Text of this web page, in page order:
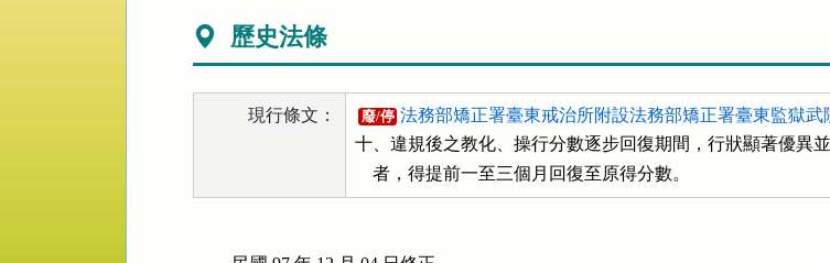
歷史法條
現行條文： 廢/停 法務部矯正署臺東戒治所附設法務部矯正署臺東監獄
十、違規後之教化、操行分數逐步回復期間，行狀顯著優異
    者，得提前一至三個月回復至原得分數。